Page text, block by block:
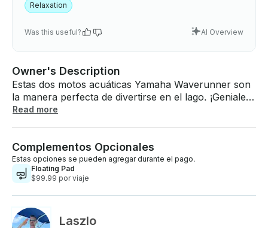
Relaxation
Was this useful? AI Overview
Owner's Description
Estas dos motos acuáticas Yamaha Waverunner son
la manera perfecta de divertirse en el lago. ¡Geniales
para escapadas familiares, fiestas, salir con amigos o
ubicada en el norte de Texas. Las motos acuáticas
no están disponibles para alquilar por separado.
Debes alquilar las dos juntas. Yamaha VX Cruiser ,
color verde, capacidad: de 1 a 3 personas, ideal para
toda la familia, pantalla de 4,3 pulgadas con mando
de accionamiento, toma USB y 12 V, gancho de
remolque para tirar de los tubos, asiento de
Read more
Complementos Opcionales
Estas opciones se pueden agregar durante el pago.
Floating Pad
$99.99 por viaje
Laszlo